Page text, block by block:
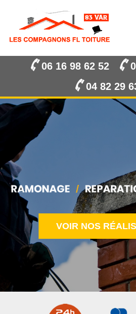
06 16 98 62 52
04 82 29
VOIR NOS